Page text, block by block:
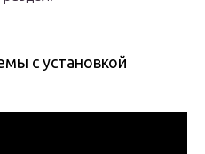
с установкой